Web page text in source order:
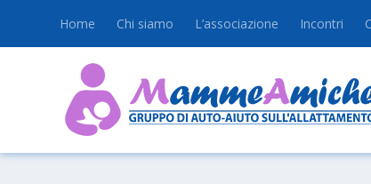
Home Chi siamo L’associazione Incontri